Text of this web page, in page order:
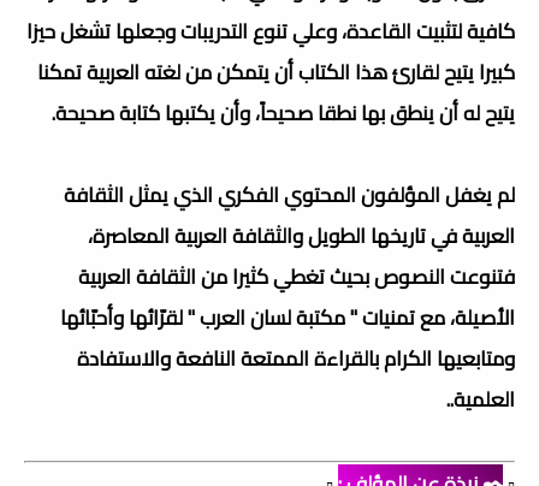
كافية لتثبيت القاعدة، وعلي تنوع التدريبات وجعلها تشغل حيزا
كبيرا يتيح لقارئ هذا الكتاب أن يتمكن من لغته العربية تمكنا
يتيح له أن ينطق بها نطقا صحيحاً، وأن يكتبها كتابة صحيحة.
لم يغفل المؤلفون المحتوي الفكري الذي يمثل الثقافة
العربية في تاريخها الطويل والثقافة العربية المعاصرة،
فتنوعت النصوص بحيث تغطي كثيرا من الثقافة العربية
الأصيلة، مع تمنيات " مكتبة لسان العرب " لقرّائها وأحبّائها
ومتابعيها الكرام بالقراءة الممتعة النافعة والاستفادة
العلمية..